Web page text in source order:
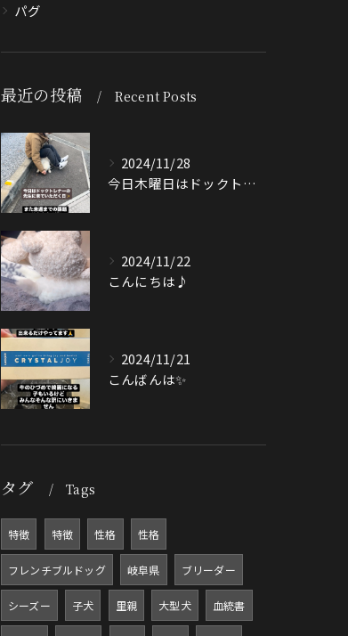
パグ
最近の投稿 Recent Posts
2024/11/28
今日木曜日はドックトレーナーの先生が来てくださる日🐶
2024/11/22
こんにちは♪
2024/11/21
こんばんは✨
タグ Tags
特徴 特徴 性格 性格
フレンチブルドッグ 岐阜県 ブリーダー
シーズー 子犬 里親 大型犬 血統書